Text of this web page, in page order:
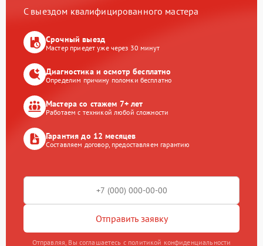
С выездом квалифицированного мастера
Срочный выезд
Мастер приедет уже через 30 минут
Диагностика и осмотр бесплатно
Определим причину поломки бесплатно
Мастера со стажем 7+ лет
Работаем с техникой любой сложности
Гарантия до 12 месяцев
Составляем договор, предоставляем гарантию
Отправить заявку
Отправляя, Вы соглашаетесь с политикой конфиденциальности